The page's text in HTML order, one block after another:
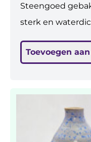
Steengoed
sterk en waterdicht. De glazuren
In het geel zijn
Toevoegen